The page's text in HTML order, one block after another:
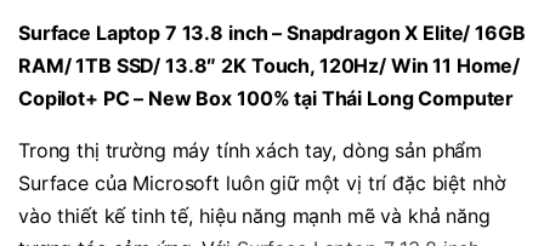
Surface Laptop 7 13.8 inch – Snapdragon X Elite/ 16GB
RAM/ 1TB SSD/ 13.8″ 2K Touch, 120Hz/ Win 11 Home/
Copilot+ PC – New Box 100% tại Thái Long Computer
Trong thị trường máy tính xách tay, dòng sản phẩm
Surface của Microsoft luôn giữ một vị trí đặc biệt nhờ
vào thiết kế tinh tế, hiệu năng mạnh mẽ và khả năng